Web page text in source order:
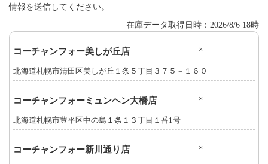
情報を送信してください。
在庫データ取得日時：2026/8/6 18時
コーチャンフォー美しが丘店 ×
北海道札幌市清田区美しが丘１条５丁目３７５－１６０
コーチャンフォーミュンヘン大橋店 ×
北海道札幌市豊平区中の島１条１３丁目１番1号
コーチャンフォー新川通り店 ×